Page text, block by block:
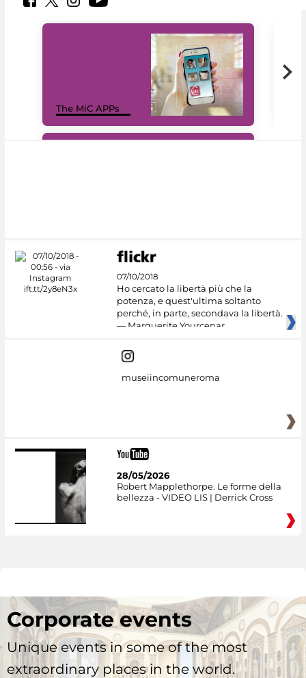
The MiC APPs
07/10/2018
Ho cercato la libertà più che la
potenza, e quest'ultima soltanto
perché, in parte, secondava la libertà.
— Marguerite Yourcenar
museiincomuneroma
28/05/2026
Robert Mapplethorpe. Le forme della
bellezza - VIDEO LIS | Derrick Cross
Corporate events
Unique events in some of the most
extraordinary places in the world.